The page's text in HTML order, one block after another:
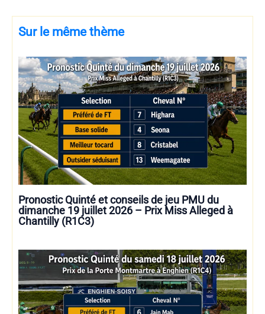
Sur le même thème
Pronostic Quinté et conseils de jeu PMU du
dimanche 19 juillet 2026 – Prix Miss Alleged à
Chantilly (R1C3)